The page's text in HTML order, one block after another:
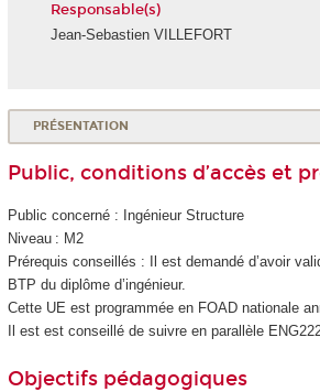
Responsable(s)
Jean-Sebastien VILLEFORT
PRÉSENTATION
Public, conditions d’accès et
Public concerné : Ingénieur Structure
Niveau : M2
Prérequis conseillés : Il est demandé d’avoir
BTP du diplôme d’ingénieur.
Cette UE est programmée en FOAD nationale
Il est est conseillé de suivre en parallèle
Objectifs pédagogiques